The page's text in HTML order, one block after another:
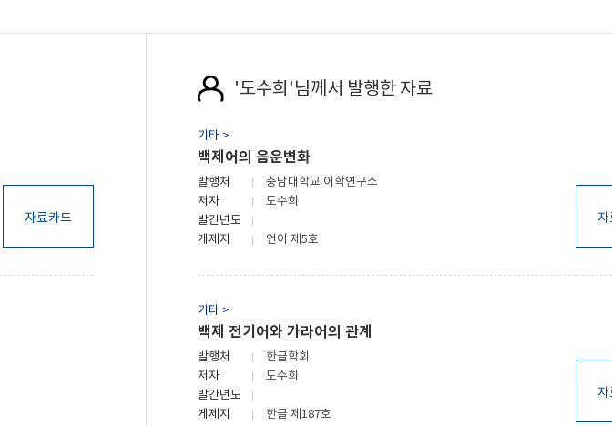
자료카드
'도수희'님께서 발행한 자료
기타 >
백제어의 음운변화
발행처
충남대학교 어학연구소
저자
도수희
발간년도
게제지
언어 제5호
자
기타 >
백제 전기어와 가라어의 관계
발행처
한글학회
저자
도수희
발간년도
게제지
한글 제187호
자